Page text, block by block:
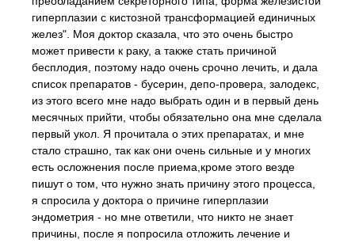
гиперплазии с кистозной трансформацией единичных
желез". Моя доктор сказала, что это очень быстро
может привести к раку, а также стать причиной
бесплодия, поэтому надо очень срочно лечить, и дала
список препаратов - бусерин, депо-провера, залодекс,
из этого всего мне надо выбрать один и в первый день
месячных прийти, чтобы обязательно она мне сделала
первый укол. Я прочитала о этих препаратах, и мне
стало страшно, так как они очень сильные и у многих
есть осложнения после приема,кроме этого везде
пишут о том, что нужно знать причину этого процесса,
я спросила у доктора о причине гиперплазии
эндометрия - но мне ответили, что никто не знает
причины, после я попросила отложить лечение и